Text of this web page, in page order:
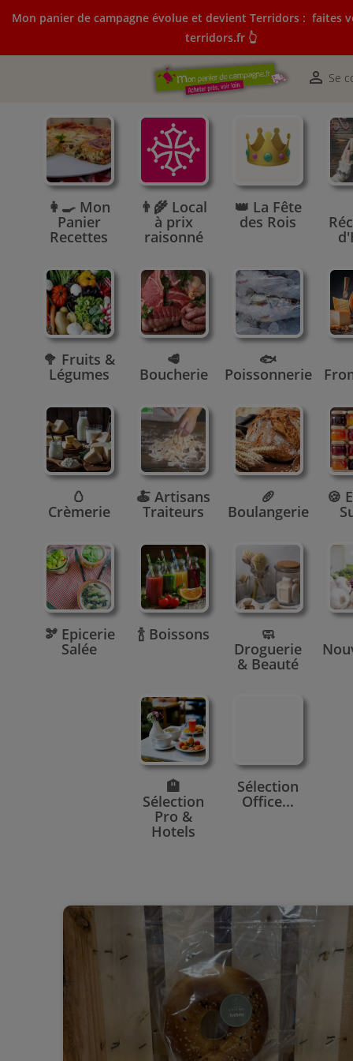
Mon panier de campagne évolue et devient Terridors : faites
terridors.fr 👆
 Se
Mon panier de campagne évolue et devient Terridors:
courses sur terridors.fr 👆
👩‍🍳 Mon
Panier
Recettes
👨‍🌾 Local
à prix
raisonné
👑 La Fête
des Rois
🥦 Fruits &
Légumes
🥩
Boucherie
🐟
Poissonnerie
🥚
Crèmerie
🍝 Artisans
Traiteurs
🥖
Boulangerie
🍪
🫘 Epicerie
Salée
🍾 Boissons 🧼
Droguerie
& Beauté
🏨
Sélection
Pro &
Hotels
Sélection
Office...